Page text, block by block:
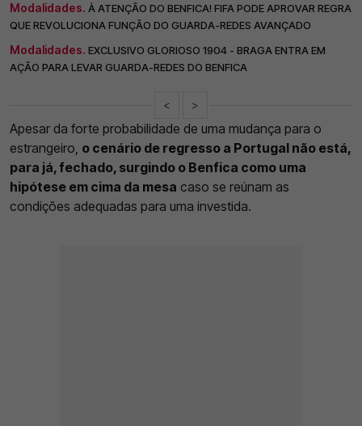
Modalidades. À ATENÇÃO DO BENFICA! FIFA PODE APROVAR REGRA
QUE REVOLUCIONA FUNÇÃO DO GUARDA-REDES AVANÇADO
Modalidades. EXCLUSIVO GLORIOSO 1904 - BRAGA ENTRA EM
AÇÃO PARA LEVAR GUARDA-REDES DO BENFICA
< >
Apesar da forte probabilidade de uma mudança para o
estrangeiro, o cenário de regresso a Portugal não está,
para já, fechado, surgindo o Benfica como uma
hipótese em cima da mesa caso se reúnam as
condições adequadas para uma investida.